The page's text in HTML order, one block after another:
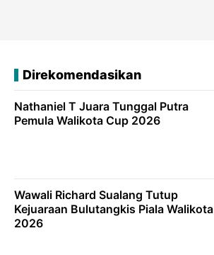
Direkomendasikan
Nathaniel T Juara Tunggal Putra
Pemula Walikota Cup 2026
Wawali Richard Sualang Tutup
Kejuaraan Bulutangkis Piala Walikota
2026